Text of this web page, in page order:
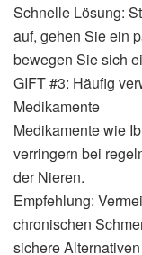
Schnelle Lösung:
auf, gehen Sie ein
bewegen Sie sich
GIFT #3: Häufig
Medikamente
Medikamente wie
verringern bei
der Nieren.
Empfehlung:
chronischen
sichere